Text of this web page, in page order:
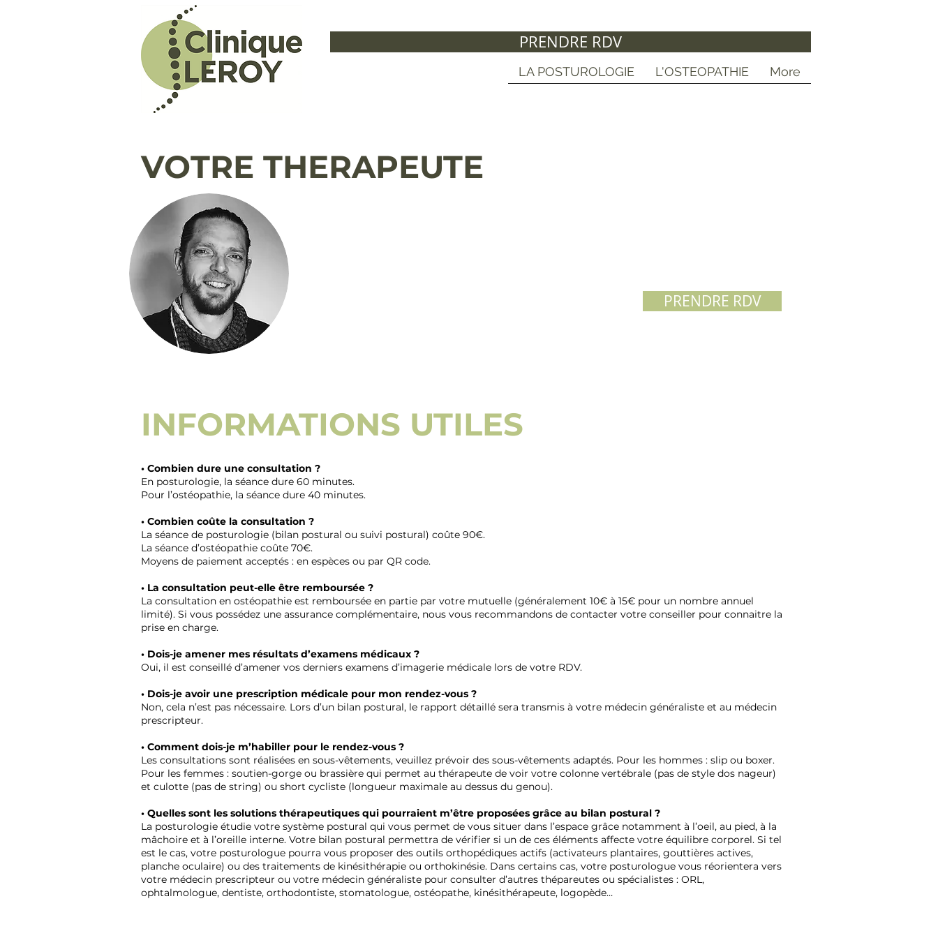
PRENDRE RDV
LA POSTUROLOGIE L'OSTEOPATHIE More
VOTRE THERAPEUTE
PRENDRE RDV
INFORMATIONS UTILES
• Combien dure une consultation ?
En posturologie, la séance dure 60 minutes.
Pour l’ostéopathie, la séance dure 40 minutes.
• Combien coûte la consultation ?
La séance de posturologie (bilan postural ou suivi postural) coûte 90€.
La séance d’ostéopathie coûte 70€.
Moyens de paiement acceptés : en espèces ou par QR code.
• La consultation peut-elle être remboursée ?
La consultation en ostéopathie est remboursée en partie par votre mutuelle (généralement 10€ à 15€ pour un nombre annuel
limité). Si vous possédez une assurance complémentaire, nous vous recommandons de contacter votre conseiller pour connaitre la
prise en charge.
• Dois-je amener mes résultats d’examens médicaux ?
Oui, il est conseillé d’amener vos derniers examens d’imagerie médicale lors de votre RDV.
• Dois-je avoir une prescription médicale pour mon rendez-vous ?
Non, cela n’est pas nécessaire. Lors d’un bilan postural, le rapport détaillé sera transmis à votre médecin généraliste et au médecin
prescripteur.
• Comment dois-je m’habiller pour le rendez-vous ?
Les consultations sont réalisées en sous-vêtements, veuillez prévoir des sous-vêtements adaptés. Pour les hommes : slip ou boxer.
Pour les femmes : soutien-gorge ou brassière qui permet au thérapeute de voir votre colonne vertébrale (pas de style dos nageur)
et culotte (pas de string) ou short cycliste (longueur maximale au dessus du genou).
• Quelles sont les solutions thérapeutiques qui pourraient m’être proposées grâce au bilan postural ?
La posturologie étudie votre système postural qui vous permet de vous situer dans l’espace grâce notamment à l’oeil, au pied, à la
mâchoire et à l’oreille interne. Votre bilan postural permettra de vérifier si un de ces éléments affecte votre équilibre corporel. Si tel
est le cas, votre posturologue pourra vous proposer des outils orthopédiques actifs (activateurs plantaires, gouttières actives,
planche oculaire) ou des traitements de kinésithérapie ou orthokinésie. Dans certains cas, votre posturologue vous réorientera vers
votre médecin prescripteur ou votre médecin généraliste pour consulter d’autres thépareutes ou spécialistes : ORL,
ophtalmologue, dentiste, orthodontiste, stomatologue, ostéopathe, kinésithérapeute, logopède…